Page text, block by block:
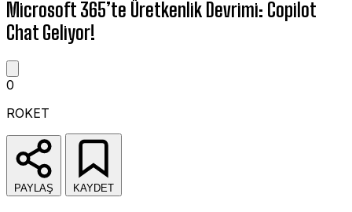
Microsoft 365’te Üretkenlik Devrimi: Copilot
Chat Geliyor!
0
ROKET
PAYLAŞ KAYDET